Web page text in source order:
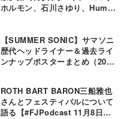
ホルモン、石川さゆり、Hump
【SUMMER SONIC】サマソニ
歴代ヘッドライナー＆過去ライ
ンナップポスターまとめ（2000
ROTH BART BARON三船雅也
さんとフェスティバルについて
語る【#FJPodcast 11月8日配